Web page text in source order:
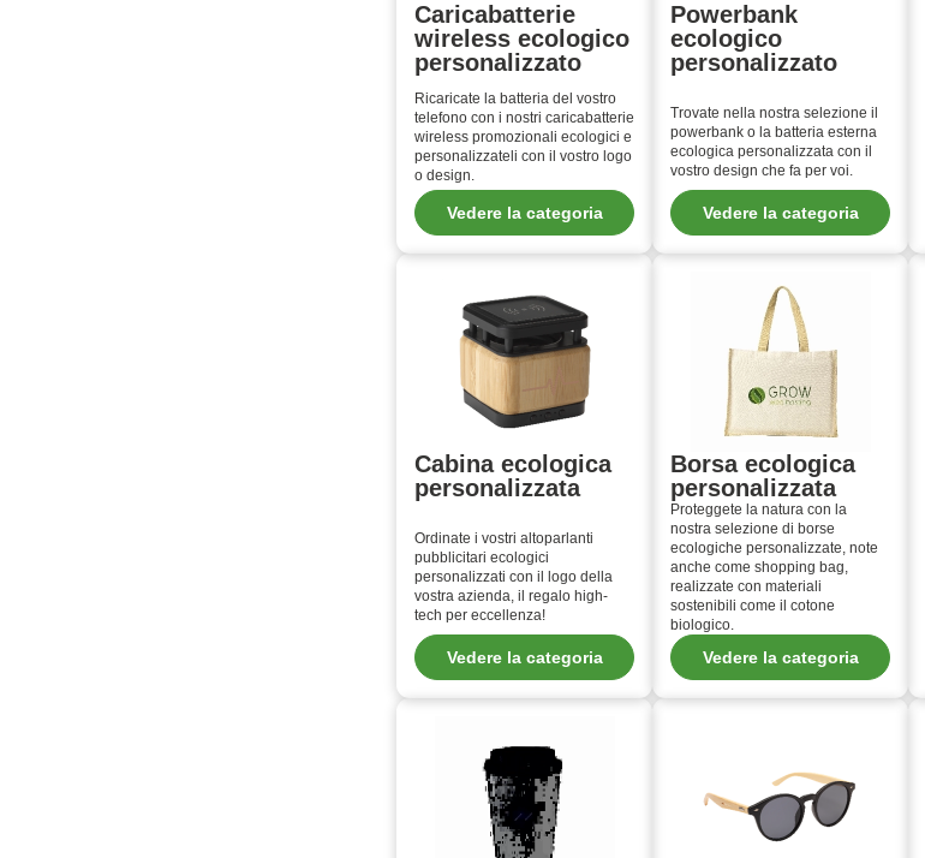
Caricabatterie
wireless ecologico
personalizzato
Ricaricate la batteria del vostro
telefono con i nostri caricabatterie
wireless promozionali ecologici e
personalizzateli con il vostro logo
o design.
Vedere la categoria
Powerbank
ecologico
personalizzato
Trovate nella nostra selezione il
powerbank o la batteria esterna
ecologica personalizzata con il
vostro design che fa per voi.
Vedere la categoria
Cabina ecologica
personalizzata
Ordinate i vostri altoparlanti
pubblicitari ecologici
personalizzati con il logo della
vostra azienda, il regalo high-
tech per eccellenza!
Vedere la categoria
Borsa ecologica
personalizzata
Proteggete la natura con la
nostra selezione di borse
ecologiche personalizzate, note
anche come shopping bag,
realizzate con materiali
sostenibili come il cotone
biologico.
Vedere la categoria